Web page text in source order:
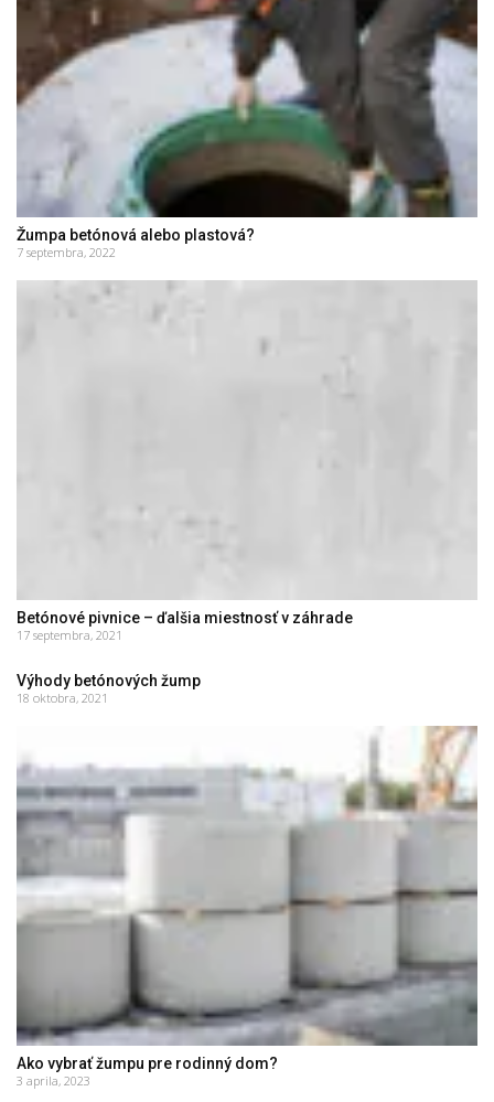
Žumpa betónová alebo plastová?
7 septembra, 2022
Betónové pivnice – ďalšia miestnosť v záhrade
17 septembra, 2021
Výhody betónových žump
18 oktobra, 2021
Ako vybrať žumpu pre rodinný dom?
3 aprila, 2023